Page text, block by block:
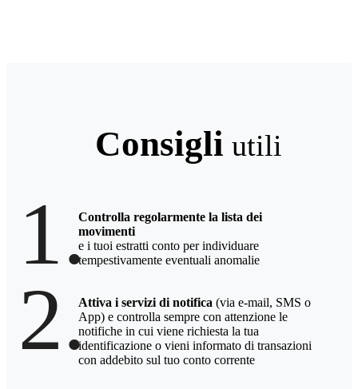
Consigli utili
1.Controlla regolarmente la lista dei
movimenti
e i tuoi estratti conto per individuare
tempestivamente eventuali anomalie
2.Attiva i servizi di notifica (via e-mail, SMS o
App) e controlla sempre con attenzione le
notifiche in cui viene richiesta la tua
identificazione o vieni informato di transazioni
con addebito sul tuo conto corrente